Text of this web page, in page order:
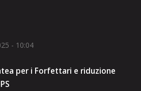
- 10:04
per i Forfettari e riduzione